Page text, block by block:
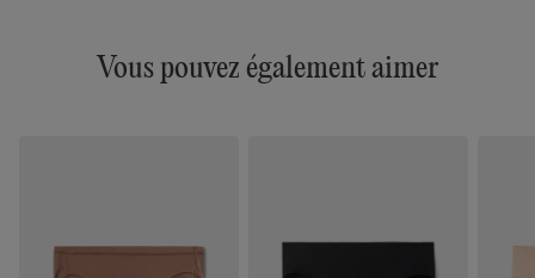
Vous pouvez également aimer